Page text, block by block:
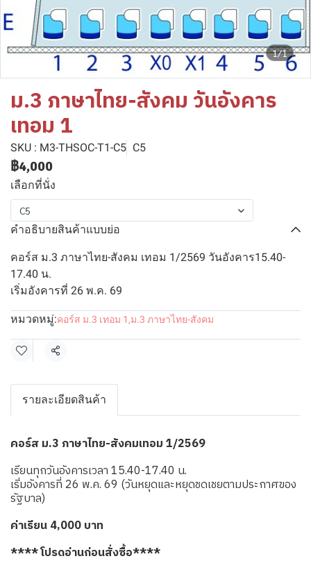
1/1
ม.3 ภาษาไทย-สังคม วันอังคาร
เทอม 1
SKU : M3-THSOC-T1-C5 C5
฿4,000
เลือกที่นั่ง
C5
คำอธิบายสินค้าแบบย่อ
คอร์ส ม.3 ภาษาไทย-สังคม เทอม 1/2569 วันอังคาร15.40-
17.40 น.
เริ่มอังคารที่ 26 พ.ค. 69
หมวดหมู่:คอร์ส ม.3 เทอม 1 ,ม.3 ภาษาไทย-สังคม
แชร์
รายละเอียดสินค้า
คอร์ส ม.3 ภาษาไทย-สังคมเทอม 1/2569
เรียนทุกวันอังคารเวลา 15.40-17.40 น.
เริ่มอังคารที่ 26 พ.ค. 69 (วันหยุดและหยุดชดเชยตามประกาศของ
รัฐบาล)
ค่าเรียน 4,000 บาท
**** โปรดอ่านก่อนสั่งซื้อ****